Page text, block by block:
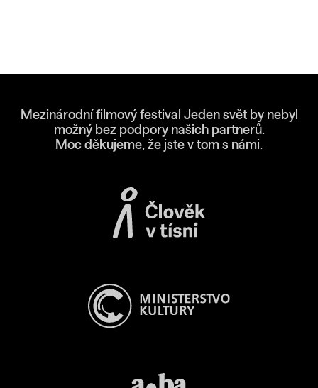
Mezinárodní filmový festival Jeden svět by nebyl
možný bez podpory našich partnerů.
Moc děkujeme, že jste v tom s námi.